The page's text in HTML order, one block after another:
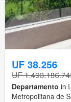
UF 38.256
UF
Departamento in
Metropolitana de